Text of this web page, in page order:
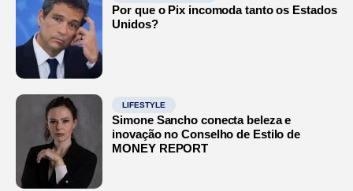
Por que o Pix incomoda tanto os Estados
Unidos?
LIFESTYLE
Simone Sancho conecta beleza e
inovação no Conselho de Estilo de
MONEY REPORT